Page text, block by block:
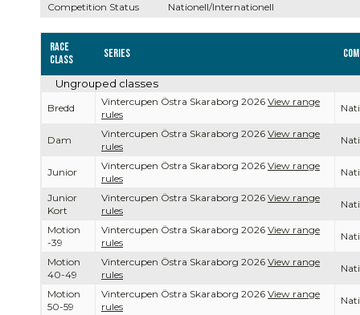
Competition Status
Nationell/Internationell
Race
Class
Series
Ungrouped classes
Bredd
Vintercupen Östra Skaraborg 2026 View range
rules
Dam
Vintercupen Östra Skaraborg 2026 View range
rules
Junior
Vintercupen Östra Skaraborg 2026 View range
rules
Junior
Kort
Vintercupen Östra Skaraborg 2026 View range
rules
Motion
-39
Vintercupen Östra Skaraborg 2026 View range
rules
Motion
40-49
Vintercupen Östra Skaraborg 2026 View range
rules
Motion
50-59
Vintercupen Östra Skaraborg 2026 View range
rules